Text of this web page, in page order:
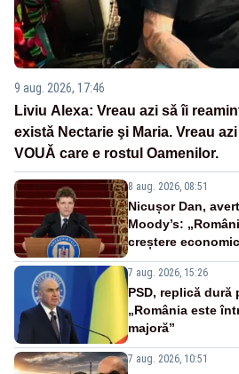
9 aug. 2026, 17:46
Liviu Alexa: Vreau azi sǎ îi
existǎ Nectarie şi Maria. Vreau
VOUǍ care e rostul Oamenilor.
8 aug. 2026, 08:51
Nicușor Dan,
Moody’s:
creștere
7 aug. 2026, 15:26
PSD, replică
„România este
majoră”
7 aug. 2026, 10:51